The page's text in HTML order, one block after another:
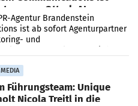
von OtterlyAI
Agentur Brandenstein
ist ab sofort Agenturpartner
und
Führungsteam: Unique
Nicola Treitl in die